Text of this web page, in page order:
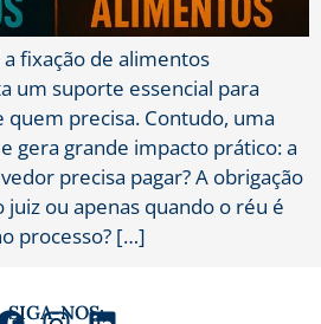
fixação de alimentos
um suporte essencial para
precisa. Contudo, uma
gera grande impacto prático: a
precisa pagar? A obrigação
juiz ou apenas quando o réu é
processo? […]
SIGA-NOS: